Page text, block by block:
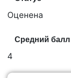
Оценена
Средний балл
4